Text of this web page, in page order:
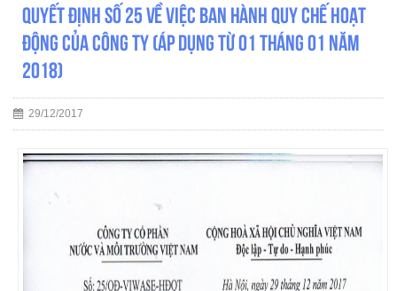
Quyết định số 25 về việc ban hành quy chế hoạt
động của công ty (Áp dụng từ 01 tháng 01 năm
2018)
29/12/2017